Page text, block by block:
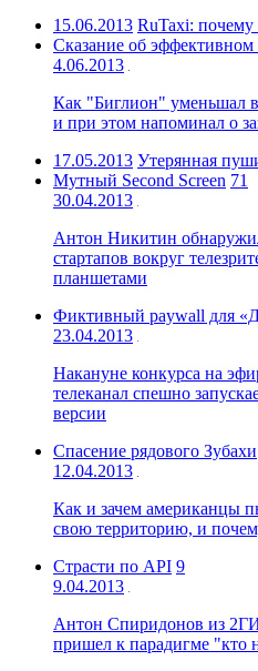
15.06.2013 RuTaxi: почему
Сказание об
4.06.2013
Как "Биглион" уменьшал
и при этом напоминал о
17.05.2013 Утерянная
Мутный Second Screen 71
30.04.2013
Антон Никитин
стартапов вокруг
планшетами
Фиктивный paywall для
23.04.2013
Накануне конкурса на
телеканал спешно
версии
Спасение рядового Зубахи
12.04.2013
Как и зачем американцы
свою территорию, и
Страсти по API 9
9.04.2013
Антон Спиридонов из
пришел к парадигме "кто